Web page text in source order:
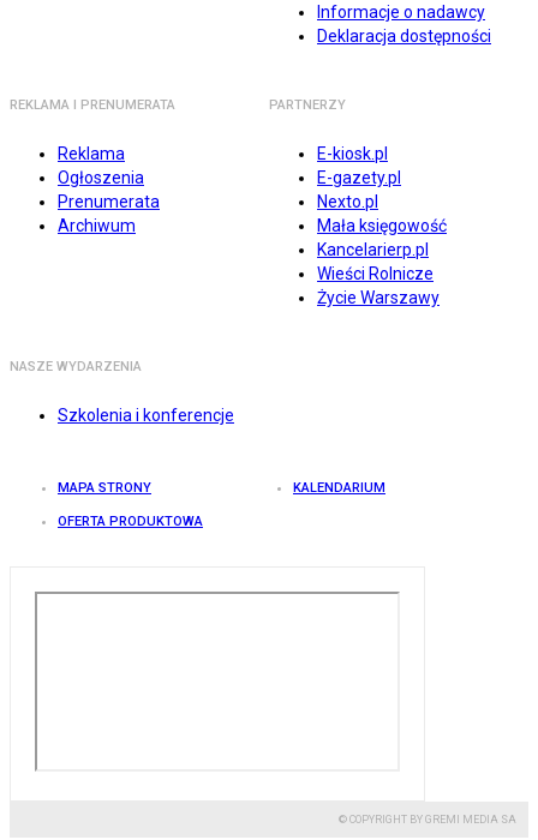
Informacje o nadawcy
Deklaracja dostępności
REKLAMA I PRENUMERATA
Reklama
Ogłoszenia
Prenumerata
Archiwum
PARTNERZY
E-kiosk.pl
E-gazety.pl
Nexto.pl
Mała księgowość
Kancelarierp.pl
Wieści Rolnicze
Życie Warszawy
NASZE WYDARZENIA
Szkolenia i konferencje
MAPA STRONY KALENDARIUM
OFERTA PRODUKTOWA
© COPYRIGHT BY GREMI MEDIA SA